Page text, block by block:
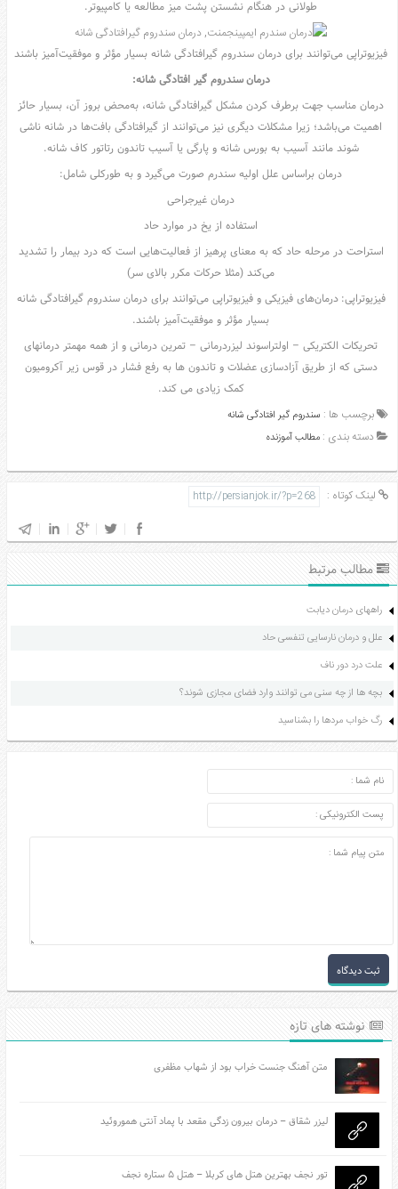
طولانی در هنگام نشستن پشت میز مطالعه یا کامپیوتر.
فیزیوتراپی می‌توانند برای درمان سندروم گیرافتادگی شانه بسیار مؤثر و موفقیت‌آمیز باشند
درمانسندروم گیر افتادگی شانه:
درمان مناسب جهت برطرف کردن مشکل گیرافتادگی شانه، به‌محض بروز آن، بسیار حائز
اهمیت می‌باشد؛ زیرا مشکلات دیگری نیز می‌توانند از گیرافتادگی بافت‌ها در شانه ناشی
شوند مانند آسیب به بورس شانه و پارگی یا آسیب تاندون رتاتور کاف شانه.
درمان براساس علل اولیه سندرم صورت می‌گیرد و به طورکلی شامل:
درمان غیرجراحی
استفاده از یخ در موارد حاد
استراحت در مرحله حاد که به معنای پرهیز از فعالیت‌هایی است که درد بیمار را تشدید
می‌کند (مثلا حرکات مکرر بالای سر)
فیزیوتراپی: درمان‌های فیزیکی و فیزیوتراپی می‌توانند برای درمان سندروم گیرافتادگی شانه
بسیار مؤثر و موفقیت‌آمیز باشند.
تحریکات الکتریکی – اولتراسوند لیزردرمانی – تمرین درمانی و از همه مهمتر درمانهای
دستی که از طریق آزادسازی عضلات و تاندون ها به رفع فشار در قوس زیر آکرومیون
کمک زیادی می کند.
برچسب ها : سندروم گیر افتادگی شانه
دسته بندی : مطالب آموزنده
لینک کوتاه :
مطالب مرتبط
راههای درمان دیابت
علل و درمان نارسایی تنفسی حاد
علت درد دور ناف
بچه ها از چه سنی می توانند وارد فضای مجازی شوند؟
رگ خواب مردها را بشناسید
ارسال دیدگاه
نوشته های تازه
متن آهنگ جنست خراب بود از شهاب مظفری
لیزر شقاق – درمان بیرون زدگی مقعد با پماد آنتی هموروئید
تور نجف بهترین هتل های کربلا – هتل ۵ ستاره نجف